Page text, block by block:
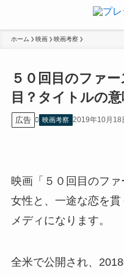
ホーム 映画 映画考察
５０回目のファ
目？タイトルの
広告 映画考察 2019年10月18
映画「５０回目のフ
女性と、一途な恋を
メディになります。
全米で公開され、